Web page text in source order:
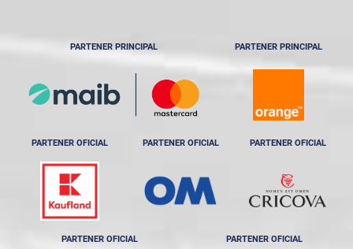
PARTENER PRINCIPAL PARTENER PRINCIPAL
PARTENER OFICIAL PARTENER OFICIAL PARTENER OFICIAL
PARTENER OFICIAL PARTENER OFICIAL